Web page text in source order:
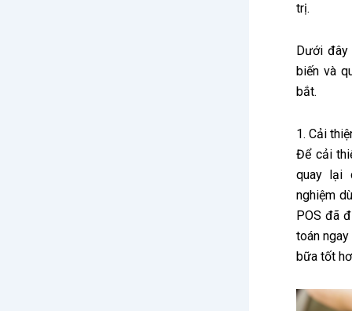
trị.
Dưới đây
biến và
bắt.
1. Cải
Để cải
quay lại
nghiệm
POS đã
toán
bữa tốt